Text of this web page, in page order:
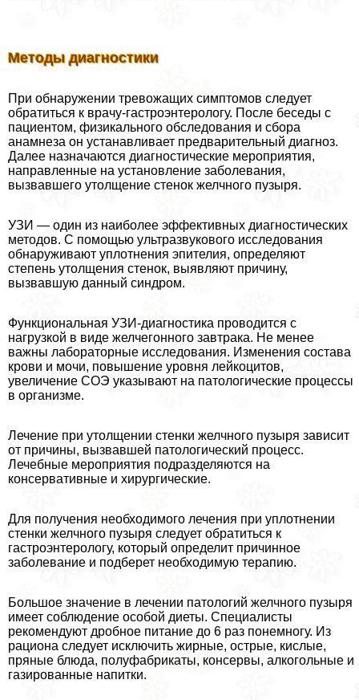
Методы диагностики
При обнаружении тревожащих симптомов следует
обратиться к врачу-гастроэнтерологу. После беседы с
пациентом, физикального обследования и сбора
анамнеза он устанавливает предварительный диагноз.
Далее назначаются диагностические мероприятия,
направленные на установление заболевания,
вызвавшего утолщение стенок желчного пузыря.
УЗИ — один из наиболее эффективных диагностических
методов. С помощью ультразвукового исследования
обнаруживают уплотнения эпителия, определяют
степень утолщения стенок, выявляют причину,
вызвавшую данный синдром.
Функциональная УЗИ-диагностика проводится с
нагрузкой в виде желчегонного завтpaка. Не менее
важны лабораторные исследования. Изменения состава
крови и мочи, повышение уровня лейкоцитов,
увеличение СОЭ указывают на патологические процессы
в организме.
Лечение при утолщении стенки желчного пузыря зависит
от причины, вызвавшей патологический процесс.
Лечебные мероприятия подразделяются на
консервативные и хирургические.
Для получения необходимого лечения при уплотнении
стенки желчного пузыря следует обратиться к
гастроэнтерологу, который определит причинное
заболевание и подберет необходимую терапию.
Большое значение в лечении патологий желчного пузыря
имеет соблюдение особой диеты. Специалисты
рекомендуют дробное питание до 6 раз понемногу. Из
рациона следует исключить жирные, острые, кислые,
пряные блюда, полуфабрикаты, консервы, алкогольные и
газированные напитки.